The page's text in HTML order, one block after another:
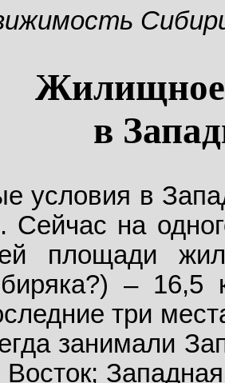
Жилищное
в
условия в
Сейчас на
площади
–
три
занимали